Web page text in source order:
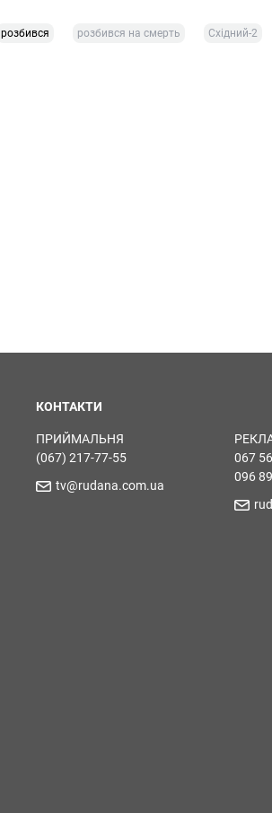
розбився розбився на смерть
Східний-2
КОНТАКТИ
ПРИЙМАЛЬНЯ
(067) 217-77-55
tv@rudana.com.ua
067
096